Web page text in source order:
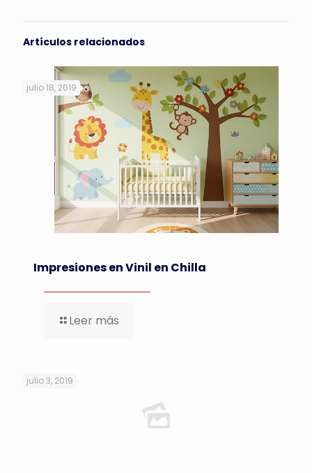
Artículos relacionados
julio 18, 2019
Impresiones en Vinil en Chilla
Leer más
julio 3, 2019